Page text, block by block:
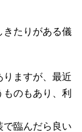
きたりがある儀
りますが、最近
のもあり、利
で臨んだら良い